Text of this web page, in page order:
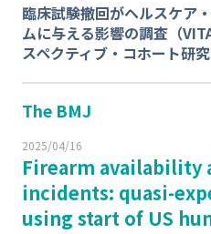
臨床試験撤回がヘルスケ
ムに与える影響の調査（
スペクティブ‧コホート研究
The BMJ
2025/04/16
Firearm availability
incidents: quasi-
using start of US